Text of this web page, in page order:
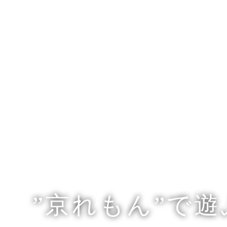
”京れもん”で